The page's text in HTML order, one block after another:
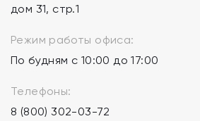
дом 31, стр.1
Режим работы офиса:
По будням с 10:00 до 17:00
Телефоны:
8 (800) 302-03-72